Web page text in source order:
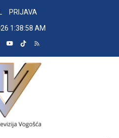
PRIJAVA
1:38:59 AM